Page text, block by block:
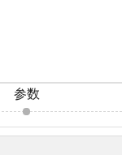
参数